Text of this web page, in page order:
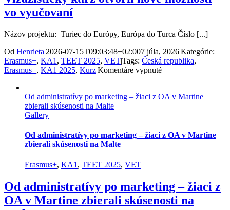
vo vyučovaní
Názov projektu: Turiec do Európy, Európa do Turca Číslo [...]
Od Henrieta|2026-07-15T09:03:48+02:007 júla, 2026|Kategórie:
Erasmus+, KA1 , TEET 2025, VET|Tags: Česká republika,
Erasmus+, KA1 2025, Kurz|Komentáre vypnuténa
otvoril
vyučovaní
Od administratívy po marketing – žiaci z OA v Martine
zbierali skúsenosti na Malte
Gallery
Od administratívy po marketing – žiaci z OA v Martine
zbierali skúsenosti na Malte
Erasmus+, KA1 , TEET 2025, VET
Od administratívy po marketing – žiaci z
OA v Martine zbierali skúsenosti na